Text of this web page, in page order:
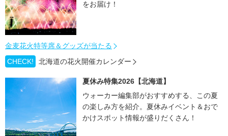
をお届け！
金麦花火特等席＆グッズが当たる
CHECK!
北海道の花火開催カレンダー
夏休み特集2026【北海道】
ウォーカー編集部がおすすめする、この夏
の楽しみ方を紹介。夏休みイベント＆おで
かけスポット情報が盛りだくさん！